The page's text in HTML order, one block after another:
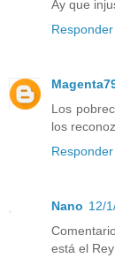
Ay que
Responder
Los
los
Responder
Nano 12/
está el